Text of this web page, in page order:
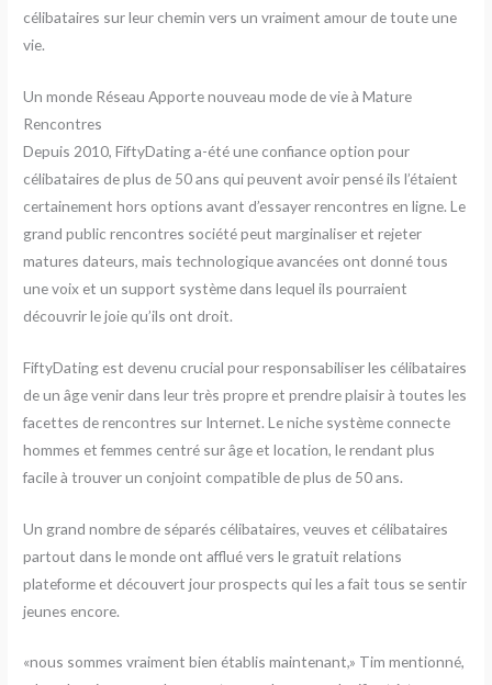
célibataires sur leur chemin vers un vraiment amour de toute une
vie.
Un monde Réseau Apporte nouveau mode de vie à Mature
Rencontres
Depuis 2010, FiftyDating a-été une confiance option pour
célibataires de plus de 50 ans qui peuvent avoir pensé ils l’étaient
certainement hors options avant d’essayer rencontres en ligne. Le
grand public rencontres société peut marginaliser et rejeter
matures dateurs, mais technologique avancées ont donné tous
une voix et un support système dans lequel ils pourraient
découvrir le joie qu’ils ont droit.
FiftyDating est devenu crucial pour responsabiliser les célibataires
de un âge venir dans leur très propre et prendre plaisir à toutes les
facettes de rencontres sur Internet. Le niche système connecte
hommes et femmes centré sur âge et location, le rendant plus
facile à trouver un conjoint compatible de plus de 50 ans.
Un grand nombre de séparés célibataires, veuves et célibataires
partout dans le monde ont afflué vers le gratuit relations
plateforme et découvert jour prospects qui les a fait tous se sentir
jeunes encore.
«nous sommes vraiment bien établis maintenant,» Tim mentionné,